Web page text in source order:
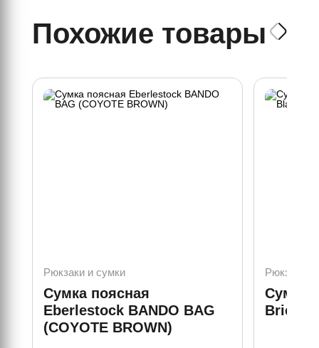
Похожие товары
Рюкзаки и сумки
Сумка поясная
Eberlestock BANDO BAG
(COYOTE BROWN)
Рюкзаки и
Сумка
Brief